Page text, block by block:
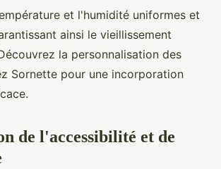
et l'humidité uniformes et
ainsi le vieillissement
la personnalisation des
Sornette pour une incorporation
de l'accessibilité et de